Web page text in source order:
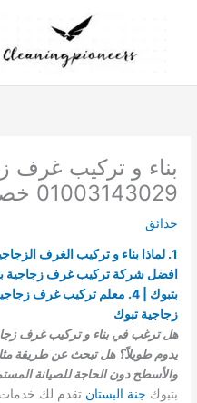
بناء و تركيب غرف
01003143029 خصم 45%
حدائق
زجاجية تبوك
هل ترغب في بناء و تركيب غرف
يدوم طويلاً؟ هل تبحث عن طريقة
والأسطح دون الحاجة للصيانة
بتبوك جنة البستان تقدم لك